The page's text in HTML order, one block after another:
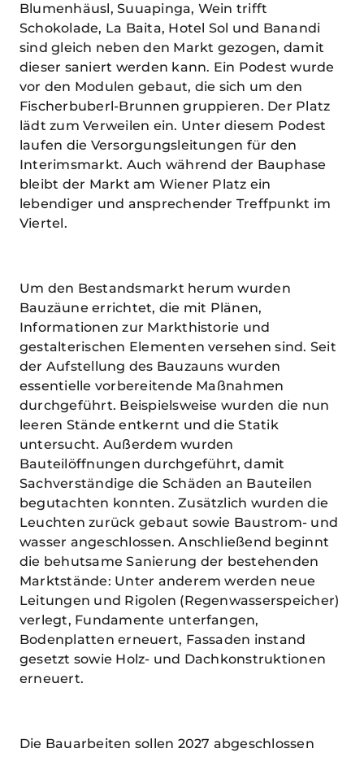
Blumenhäusl, Suuapinga, Wein trifft
Schokolade, La Baita, Hotel Sol und Banandi
sind gleich neben den Markt gezogen, damit
dieser saniert werden kann. Ein Podest wurde
vor den Modulen gebaut, die sich um den
Fischerbuberl-Brunnen gruppieren. Der Platz
lädt zum Verweilen ein. Unter diesem Podest
laufen die Versorgungsleitungen für den
Interimsmarkt. Auch während der Bauphase
bleibt der Markt am Wiener Platz ein
lebendiger und ansprechender Treffpunkt im
Viertel.
Um den Bestandsmarkt herum wurden
Bauzäune errichtet, die mit Plänen,
Informationen zur Markthistorie und
gestalterischen Elementen versehen sind. Seit
der Aufstellung des Bauzauns wurden
essentielle vorbereitende Maßnahmen
durchgeführt. Beispielsweise wurden die nun
leeren Stände entkernt und die Statik
untersucht. Außerdem wurden
Bauteilöffnungen durchgeführt, damit
Sachverständige die Schäden an Bauteilen
begutachten konnten. Zusätzlich wurden die
Leuchten zurück gebaut sowie Baustrom- und
wasser angeschlossen. Anschließend beginnt
die behutsame Sanierung der bestehenden
Marktstände: Unter anderem werden neue
Leitungen und Rigolen (Regenwasserspeicher)
verlegt, Fundamente unterfangen,
Bodenplatten erneuert, Fassaden instand
gesetzt sowie Holz- und Dachkonstruktionen
erneuert.
Die Bauarbeiten sollen 2027 abgeschlossen